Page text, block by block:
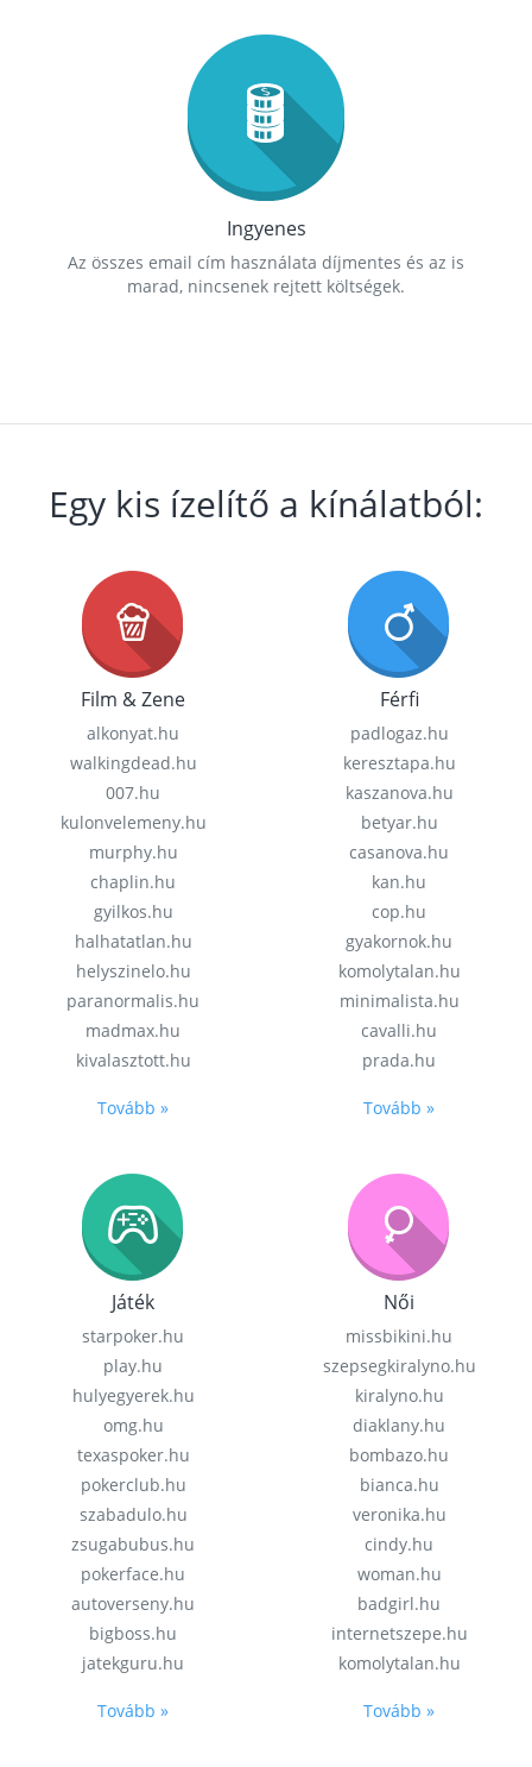
Ingyenes
Az összes email cím használata díjmentes és az is
marad, nincsenek rejtett költségek.
Egy kis ízelítő a kínálatból:
Film & Zene
alkonyat.hu
walkingdead.hu
007.hu
kulonvelemeny.hu
murphy.hu
chaplin.hu
gyilkos.hu
halhatatlan.hu
helyszinelo.hu
paranormalis.hu
madmax.hu
kivalasztott.hu
Tovább »
Férfi
padlogaz.hu
keresztapa.hu
kaszanova.hu
betyar.hu
casanova.hu
kan.hu
cop.hu
gyakornok.hu
komolytalan.hu
minimalista.hu
cavalli.hu
prada.hu
Tovább »
Játék
starpoker.hu
play.hu
hulyegyerek.hu
omg.hu
texaspoker.hu
pokerclub.hu
szabadulo.hu
zsugabubus.hu
pokerface.hu
autoverseny.hu
bigboss.hu
jatekguru.hu
Tovább »
Női
missbikini.hu
szepsegkiralyno.hu
kiralyno.hu
diaklany.hu
bombazo.hu
bianca.hu
veronika.hu
cindy.hu
woman.hu
badgirl.hu
internetszepe.hu
komolytalan.hu
Tovább »